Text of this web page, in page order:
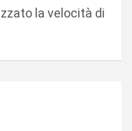
la velocità di